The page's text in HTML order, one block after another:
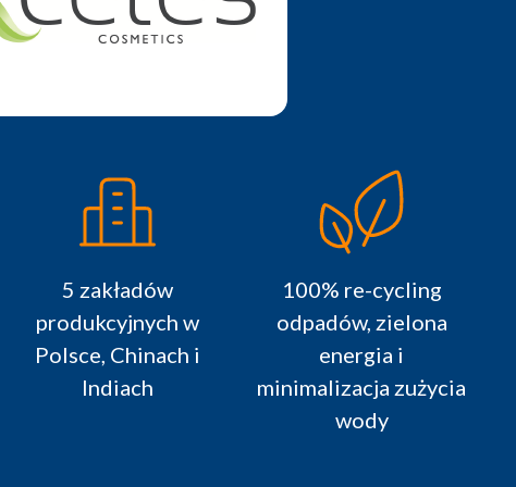
5 zakładów
produkcyjnych w
Polsce, Chinach i
Indiach
100% re-cycling
odpadów, zielona
energia i
minimalizacja zużycia
wody